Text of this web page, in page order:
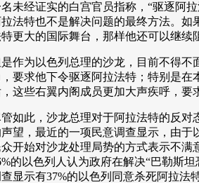
经证实的白宫官员指称，“驱逐阿拉
法特也不是解决问题的最终方法。如
更大的国际舞台，那样他还可以继续
为以色列总理的沙龙，目前不得不
要求他下令驱逐阿拉法特；特别是在
这些右翼内阁成员更加大声疾呼，要
此，沙龙总理对于阿拉法特的反对
声望，最近的一项民意调查显示，由于
开始对沙龙处理局势的方式表示不满
的以色列人认为政府在解决“巴勒斯
显示有37%的以色列同意杀死阿拉法